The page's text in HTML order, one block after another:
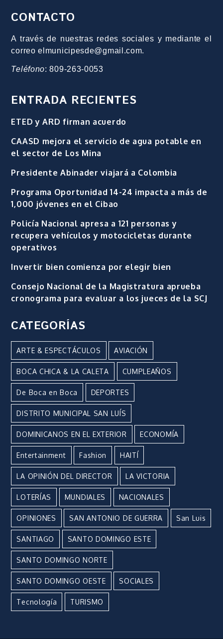
CONTACTO
A través de nuestras redes sociales y mediante el
correo elmunicipesde@gmail.com.
Teléfono: 809-263-0053
ENTRADA RECIENTES
ETED y ARD firman acuerdo
CAASD mejora el servicio de agua potable en
el sector de Los Mina
Presidente Abinader viajará a Colombia
Programa Oportunidad 14-24 impacta a más de
1,000 jóvenes en el Cibao
Policía Nacional apresa a 121 personas y
recupera vehículos y motocicletas durante
operativos
Invertir bien comienza por elegir bien
Consejo Nacional de la Magistratura aprueba
cronograma para evaluar a los jueces de la SCJ
CATEGORÍAS
ARTE & ESPECTÁCULOS AVIACIÓN
BOCA CHICA & LA CALETA CUMPLEAÑOS
De Boca en Boca DEPORTES
DISTRITO MUNICIPAL SAN LUÍS
DOMINICANOS EN EL EXTERIOR ECONOMÍA
Entertainment Fashion HAITÍ
LA OPINIÓN DEL DIRECTOR LA VICTORIA
LOTERÍAS MUNDIALES NACIONALES
OPINIONES SAN ANTONIO DE GUERRA San Luis
SANTIAGO SANTO DOMINGO ESTE
SANTO DOMINGO NORTE
SANTO DOMINGO OESTE SOCIALES
Tecnología TURISMO